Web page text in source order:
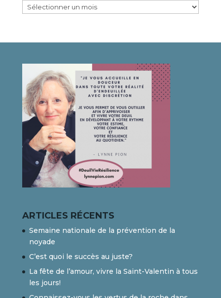
ARCHIVES
ARTICLES RÉCENTS
Semaine nationale de la prévention de la
noyade
C’est quoi le succès au juste?
La fête de l’amour, vivre la Saint-Valentin à tous
les jours!